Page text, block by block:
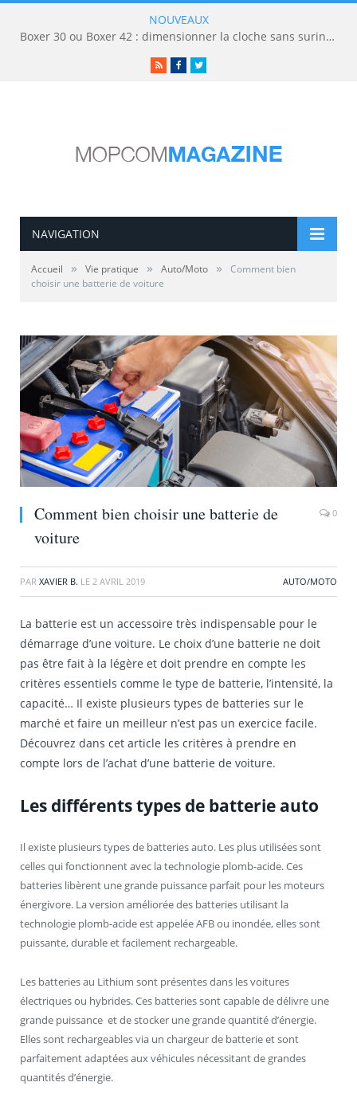
NOUVEAUX
Boxer 30 ou Boxer 42 : dimensionner la cloche sans surinvestir
RSSFacebookTwitter
NAVIGATION
Accueil » Vie pratique » Auto/Moto »
Comment bien
choisir une batterie de voiture
Comment bien choisir une batterie de
voiture
0
PAR XAVIER B. LE 2 AVRIL 2019 AUTO/MOTO
La batterie est un accessoire très indispensable pour le
démarrage d’une voiture. Le choix d’une batterie ne doit
pas être fait à la légère et doit prendre en compte les
critères essentiels comme le type de batterie, l’intensité, la
capacité… Il existe plusieurs types de batteries sur le
marché et faire un meilleur n’est pas un exercice facile.
Découvrez dans cet article les critères à prendre en
compte lors de l’achat d’une batterie de voiture.
Les différents types de batterie auto
Il existe plusieurs types de batteries auto. Les plus utilisées sont
celles qui fonctionnent avec la technologie plomb-acide. Ces
batteries libèrent une grande puissance parfait pour les moteurs
énergivore. La version améliorée des batteries utilisant la
technologie plomb-acide est appelée AFB ou inondée, elles sont
puissante, durable et facilement rechargeable.
Les batteries au Lithium sont présentes dans les voitures
électriques ou hybrides. Ces batteries sont capable de délivre une
grande puissance et de stocker une grande quantité d’énergie.
Elles sont rechargeables via un chargeur de batterie et sont
parfaitement adaptées aux véhicules nécessitant de grandes
quantités d’énergie.